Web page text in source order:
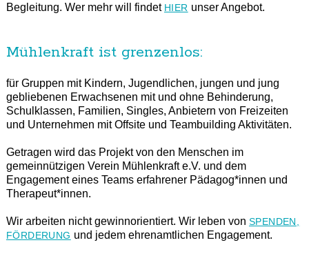
Begleitung. Wer mehr will findet HIER unser Angebot.
Mühlenkraft ist grenzenlos:
für Gruppen mit Kindern, Jugendlichen, jungen und jung
gebliebenen Erwachsenen mit und ohne Behinderung,
Schulklassen, Familien, Singles, Anbietern von Freizeiten
und Unternehmen mit Offsite und Teambuilding Aktivitäten.
Getragen wird das Projekt von den Menschen im
gemeinnützigen Verein Mühlenkraft e.V. und dem
Engagement eines Teams erfahrener Pädagog*innen und
Therapeut*innen.
Wir arbeiten nicht gewinnorientiert. Wir leben von SPENDEN,
FÖRDERUNG und jedem ehrenamtlichen Engagement.